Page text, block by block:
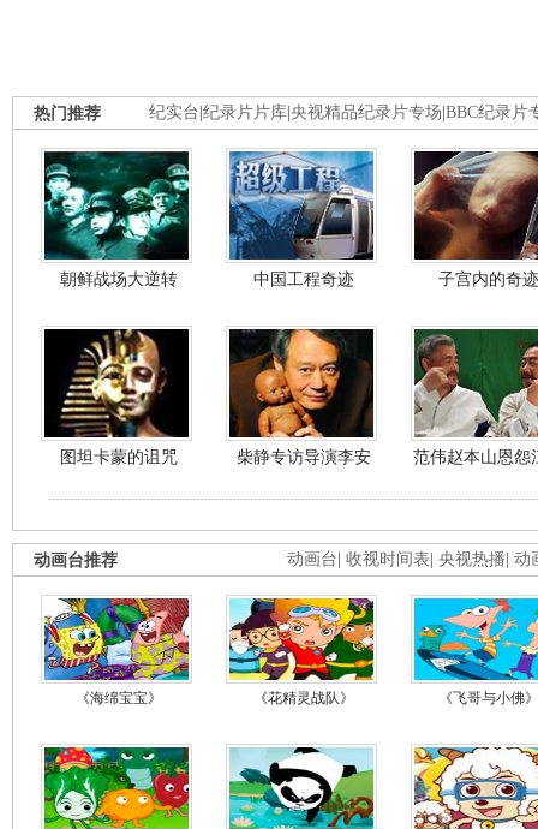
纪实台 纪录片片库 央视精品纪录片专场 BBC纪录片
热门推荐
朝鲜战场大逆转 中国工程奇迹 子宫内的奇迹
图坦卡蒙的诅咒 柴静专访导演李安 范伟赵本山恩怨
动画台 收视时间表 央视热播 动
动画台推荐
《海绵宝宝》 《花精灵战队》 《飞哥与小佛》